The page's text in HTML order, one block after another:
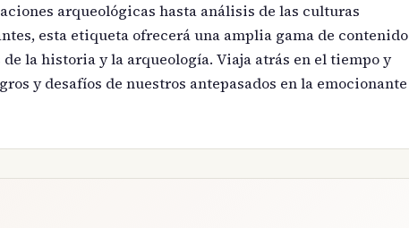
arqueológicas hasta análisis de las culturas
esta etiqueta ofrecerá una amplia gama de contenido
la historia y la arqueología. Viaja atrás en el tiempo y
y desafíos de nuestros antepasados en la emocionante